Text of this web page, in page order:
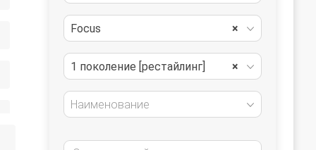
×
Focus
×
1 поколение [рестайлинг]
Наименование